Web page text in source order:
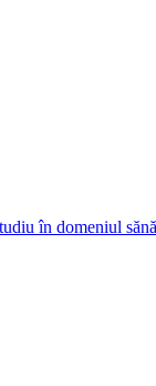
în domeniul